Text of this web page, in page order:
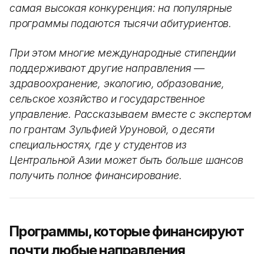
самая высокая конкуренция: на популярные
программы подаются тысячи абитуриентов.
При этом многие международные стипендии
поддерживают другие направления —
здравоохранение, экологию, образование,
сельское хозяйство и государственное
управление. Рассказываем вместе с экспертом
по грантам Зульфией Уруновой, о десяти
специальностях, где у студентов из
Центральной Азии может быть больше шансов
получить полное финансирование.
Программы, которые финансируют
почти любые направления